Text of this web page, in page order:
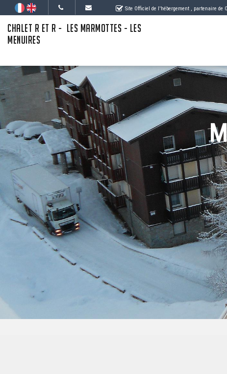
Site Officiel de l'hébergement , partenaire de
CHALET R ET R - LES MARMOTTES - LES
MENUIRES